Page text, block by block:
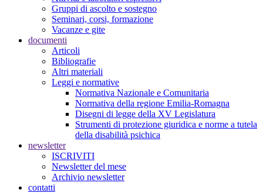
Gruppi di ascolto e sostegno
Seminari, corsi, formazione
Vacanze e gite
documenti
Articoli
Bibliografie
Altri materiali
Leggi e normative
Normativa Nazionale e Comunitaria
Normativa della regione Emilia-Romagna
Disegni di legge della XV Legislatura
Strumenti di protezione giuridica e norme a tutela
della disabilità psichica
newsletter
ISCRIVITI
Newsletter del mese
Archivio newsletter
contatti